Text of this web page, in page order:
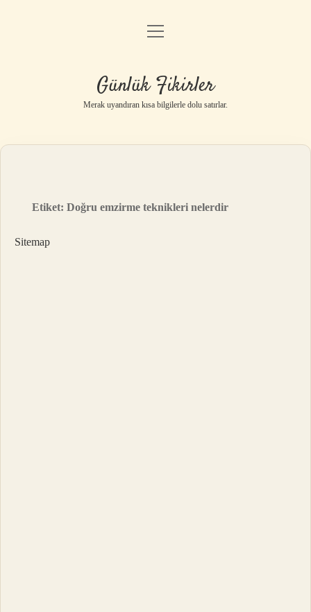
Anasayfa
Yasal Uyarı
menüyü
Günlük Fikirler
Merak uyandıran kısa bilgilerle dolu satırlar.
Etiket:Doğru emzirme teknikleri nelerdir
Sitemap